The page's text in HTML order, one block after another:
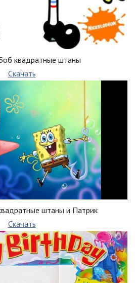
квадратные штаны
Скачать
штаны и Патрик
Скачать